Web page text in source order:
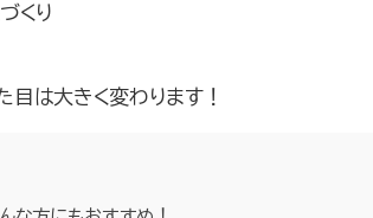
くり
目は大きく変わります！